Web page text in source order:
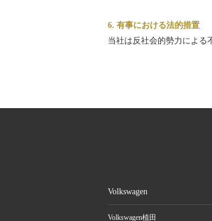
6. 有事における法的措置
当社は反社会的勢力による
Volkswagen
Volkswagen植田